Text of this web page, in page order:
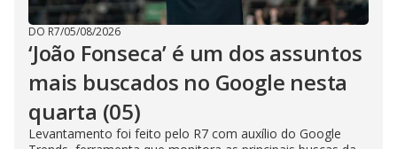
DO R7/05/08/2026
‘João Fonseca’ é um dos assuntos
mais buscados no Google nesta
quarta (05)
Levantamento foi feito pelo R7 com auxílio do Google